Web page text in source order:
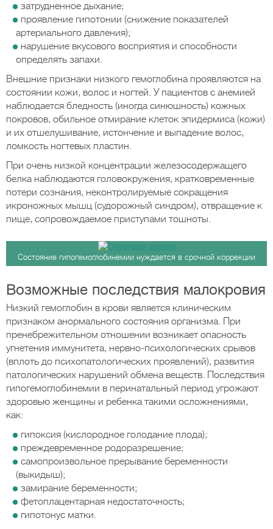
затрудненное дыхание;
проявление гипотонии (снижение показателей
артериального давления);
нарушение вкусового восприятия и способности
определять запахи.
Внешние признаки низкого гемоглобина проявляются на
состоянии кожи, волос и ногтей. У пациентов с анемией
наблюдается бледность (иногда синюшность) кожных
покровов, обильное отмирание клеток эпидермиса (кожи)
и их отшелушивание, истончение и выпадение волос,
ломкость ногтевых пластин.
При очень низкой концентрации железосодержащего
белка наблюдаются головокружения, кратковременные
потери сознания, неконтролируемые сокращения
икроножных мышц (судорожный синдром), отвращение к
пище, сопровождаемое приступами тошноты.
Состояние гипогемоглобинемии нуждается в срочной коррекции
Возможные последствия малокровия
Низкий гемоглобин в крови является клиническим
признаком анормального состояния организма. При
пренебрежительном отношении возникает опасность
угнетения иммунитета, нервно-психологических срывов
(вплоть до психопатологических проявлений), развития
патологических нарушений обмена веществ. Последствия
гипогемоглобинемии в перинатальный период угрожают
здоровью женщины и ребенка такими осложнениями,
как:
гипоксия (кислородное голодание плода);
преждевременное родоразрешение;
самопроизвольное прерывание беременности
(выкидыш);
замирание беременности;
фетоплацентарная недостаточность;
гипотонус матки.